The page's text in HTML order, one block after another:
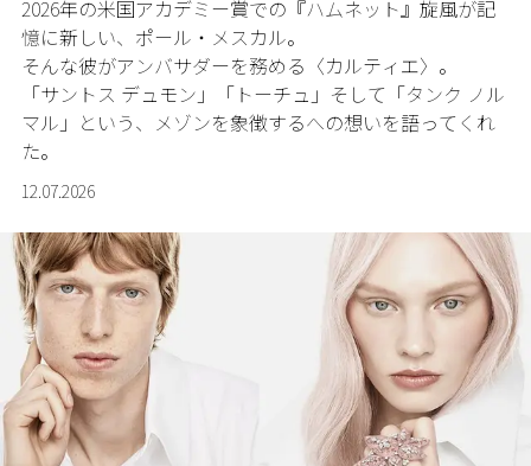
2026年の米国アカデミー賞での『ハムネット』旋風が記
憶に新しい、ポール・メスカル。
そんな彼がアンバサダーを務める〈カルティエ〉。
「サントス デュモン」「トーチュ」そして「タンク ノル
マル」という、メゾンを象徴するへの想いを語ってくれ
た。
12.07.2026